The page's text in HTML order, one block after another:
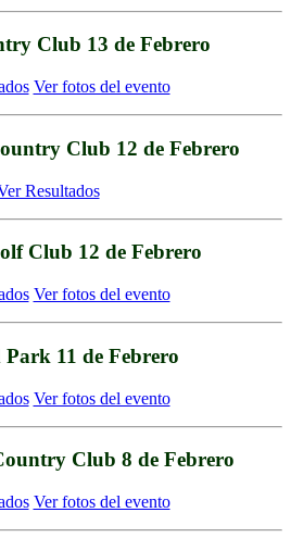
Club 13 de Febrero
Ver fotos del evento
Club 12 de Febrero
Resultados
Club 12 de Febrero
Ver fotos del evento
11 de Febrero
Ver fotos del evento
Club 8 de Febrero
Ver fotos del evento